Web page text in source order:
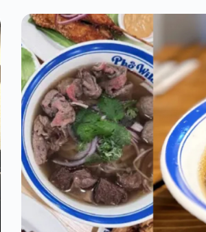
正
壺
記
豆
花
JustPot
｜
隱
身
在
住
宅
區
的
夜